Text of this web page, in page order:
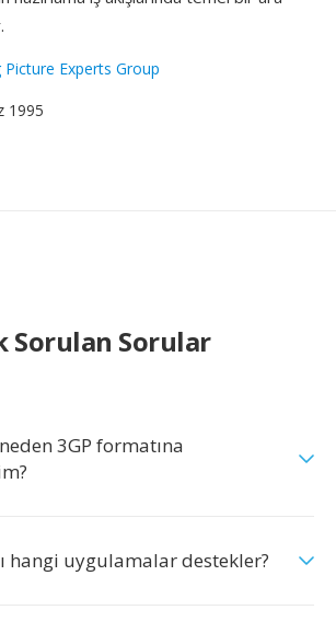
Picture Experts Group
1995
Sorulan Sorular
3GP formatına
hangi uygulamalar destekler?